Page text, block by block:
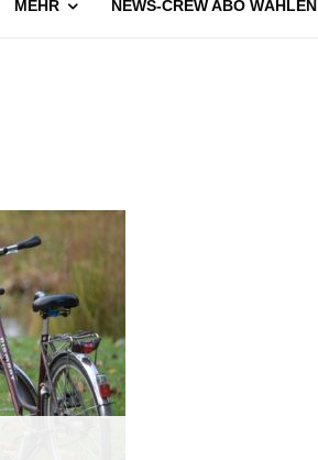
MEHR NEWS-CREW ABO WÄHLEN